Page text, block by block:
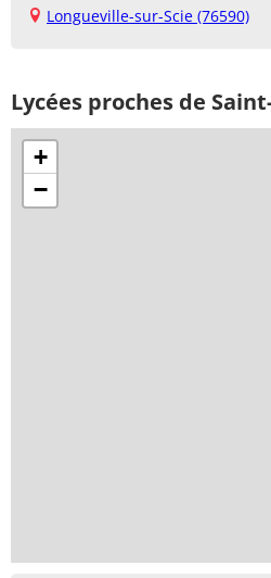
Longueville-sur-Scie (76590)
Lycées proches de
+
−